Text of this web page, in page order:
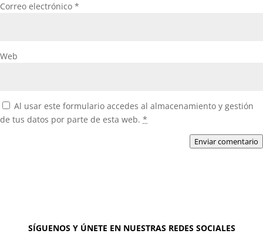
Correo electrónico *
Web
Al usar este formulario accedes al almacenamiento y gestión
de tus datos por parte de esta web. *
Enviar comentario
SÍGUENOS Y ÚNETE EN NUESTRAS REDES SOCIALES